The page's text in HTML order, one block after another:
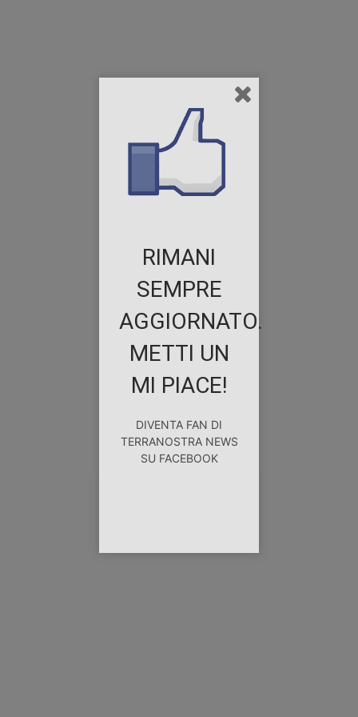
RIMANI
SEMPRE
AGGIORNATO.
METTI UN
MI PIACE!
DIVENTA FAN DI
TERRANOSTRA NEWS
SU FACEBOOK